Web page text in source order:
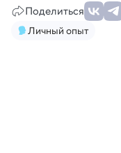
Поделиться
Личный опыт